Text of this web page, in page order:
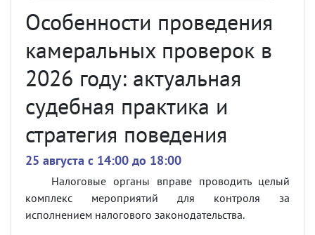
Особенности проведения
камеральных проверок в
2026 году: актуальная
судебная практика и
стратегия поведения
25 августа c 14:00 до 18:00
Налоговые органы вправе проводить целый
комплекс мероприятий для контроля за
исполнением налогового законодательства.